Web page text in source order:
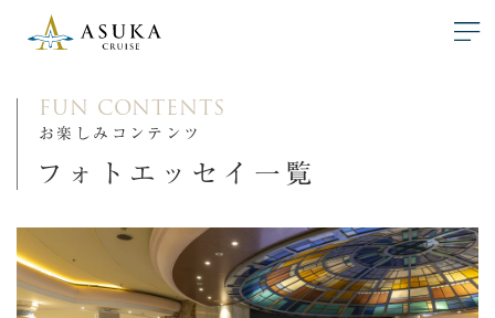
FUN CONTENTS
お楽しみコンテンツ
フォトエッセイ一覧